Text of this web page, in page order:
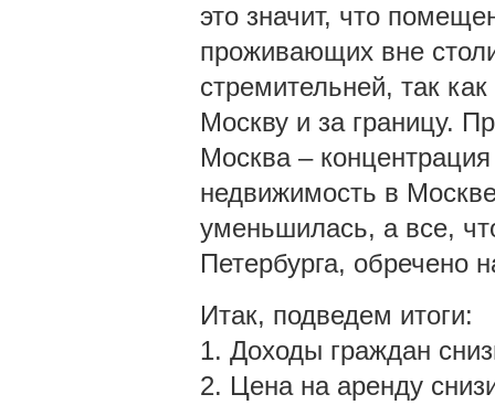
это значит, что
проживающих вне
стремительней, так
Москву и за границу.
Москва –
недвижимость в
уменьшилась, а все,
Петербурга, обречено
Итак, подведем итоги:
1. Доходы граждан
2. Цена на аренду